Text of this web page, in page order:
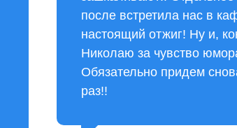
после встретила нас в
настоящий отжиг! Ну и,
Николаю за чувство
Обязательно придем
раз!!